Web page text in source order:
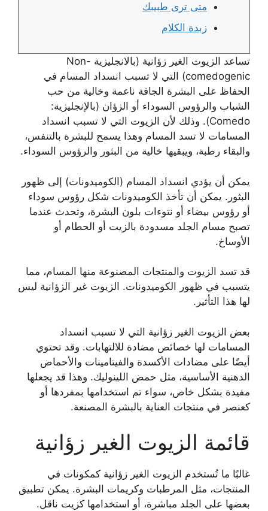
متى ترى طبيبك
زبدة الكلام
تساعد الزيوت الغير زؤانية (بالانجليزية Non-
comedogenic) التي لا تسبب انسداد المسام في
الحفاظ على البشرة الجافة ناعمة وخالية من حب
الشباب والرؤوس السوداء أو الزؤان (بالإنجليزية:
Comedo). وذلك لأن الزيوت التي لا تسبب انسداد
المسامات لا تسد المسام وهذا يسمح للبشرة بالتنفس،
والبقاء رطبة، ويبقيها خالية من البثور والرؤوس السوداء.
يمكن أن يؤدي انسداد المسام (الكوميدونات) إلى ظهور
البثور. يمكن أن تأخذ الكوميدونات شكل رؤوس سوداء
أو رؤوس بيضاء أو نتوءات بلون البشرة، وتحدث عندما
تصبح مسام الجلد مسدودة بالزيت أو الحطام أو
الأوساخ.
قد تسد الزيوت والمنتجات المصنوعة منها المسام، مما
يتسبب في ظهور الكوميدونات. الزيوت غير الزؤانية ليس
لها هذا التأثير.
بعض الزيوت الغير زؤانية التي لا تسبب انسداد
المسامات لها خصائص مضادة للالتهابات. وقد تحتوي
أيضًا على مضادات الأكسدة والفيتامينات والأحماض
الدهنية الأساسية، مثل حمض اللينوليك. وهذا قد يجعلها
مفيدة بشكل خاص، سواء تم استخدامها بمفردها أو
كعنصر في منتجات العناية بالبشرة المصنعة.
قائمة الزيوت الغير زؤانية
غالبًا ما تُستخدم الزيوت الغير زؤانية كمكونات في
المنتجات، مثل المرطبات وكريمات البشرة. يمكن تطبيق
بعضها على الجلد مباشرة، أو استخدامها كزيت ناقل.